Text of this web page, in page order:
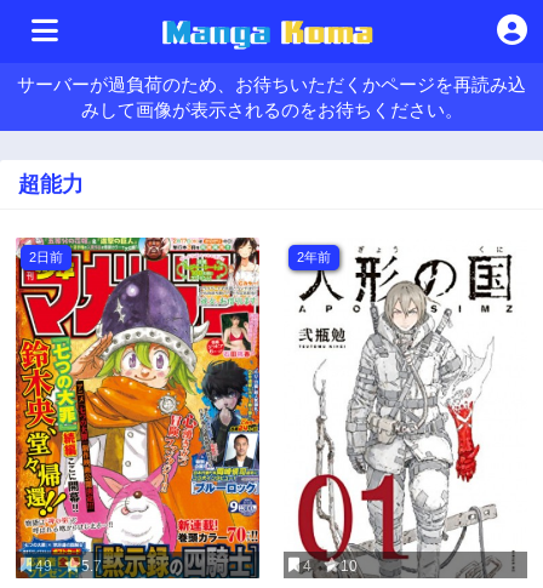
サーバーが過負荷のため、お待ちいただくかページを再読み込
みして画像が表示されるのをお待ちください。
超能力
2日前
49 5.7
2年前
4 10